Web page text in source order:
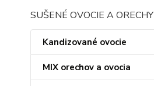
SUŠENÉ OVOCIE A ORECHY
Kandizované ovocie
MIX orechov a ovocia